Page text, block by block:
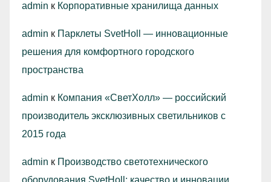
admin к Корпоративные хранилища данных
admin к Парклеты SvetHoll — инновационные
решения для комфортного городского
пространства
admin к Компания «СветХолл» — российский
производитель эксклюзивных светильников с
2015 года
admin к Производство светотехнического
оборудования SvetHoll: качество и инновации